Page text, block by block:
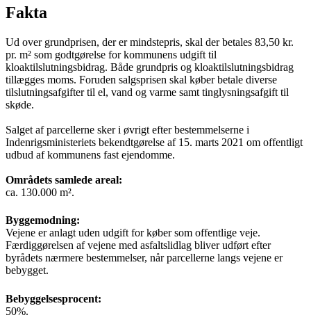
Fakta
Ud over grundprisen, der er mindstepris, skal der betales 83,50 kr.
pr. m² som godtgørelse for kommunens udgift til
kloaktilslutningsbidrag. Både grundpris og kloaktilslutningsbidrag
tillægges moms. Foruden salgsprisen skal køber betale diverse
tilslutningsafgifter til el, vand og varme samt tinglysningsafgift til
skøde.
Salget af parcellerne sker i øvrigt efter bestemmelserne i
Indenrigsministeriets bekendtgørelse af 15. marts 2021 om offentligt
udbud af kommunens fast ejendomme.
Områdets samlede areal:
ca. 130.000 m².
Byggemodning:
Vejene er anlagt uden udgift for køber som offentlige veje.
Færdiggørelsen af vejene med asfaltslidlag bliver udført efter
byrådets nærmere bestemmelser, når parcellerne langs vejene er
bebygget.
Bebyggelsesprocent:
50%.